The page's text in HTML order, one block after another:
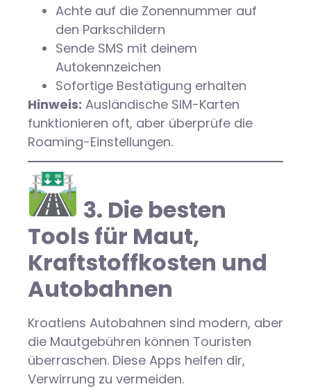
Achte auf die Zonennummer auf
den Parkschildern
Sende SMS mit deinem
Autokennzeichen
Sofortige Bestätigung erhalten
Hinweis: Ausländische SIM-Karten
funktionieren oft, aber überprüfe die
Roaming-Einstellungen.
3. Die besten
Tools für Maut,
Kraftstoffkosten und
Autobahnen
Kroatiens Autobahnen sind modern, aber
die Mautgebühren können Touristen
überraschen. Diese Apps helfen dir,
Verwirrung zu vermeiden.